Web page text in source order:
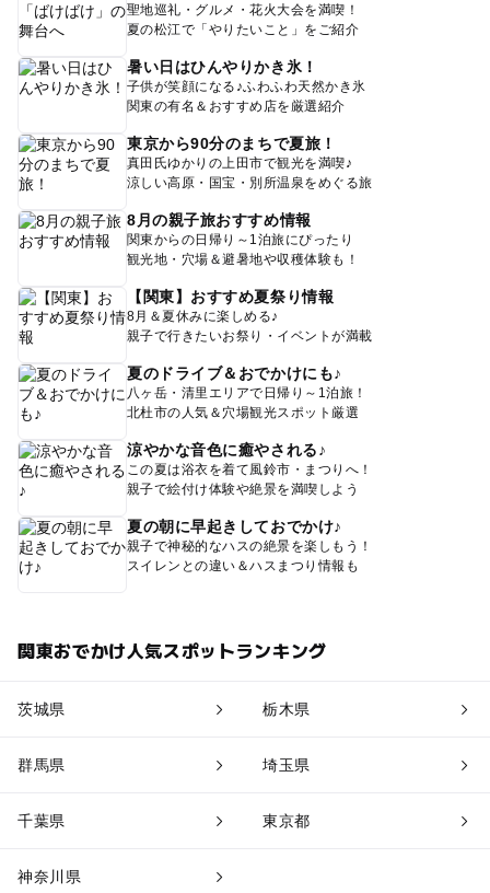
聖地巡礼・グルメ・花火大会を満喫！
夏の松江で「やりたいこと」をご紹介
暑い日はひんやりかき氷！
子供が笑顔になる♪ふわふわ天然かき氷
関東の有名＆おすすめ店を厳選紹介
東京から90分のまちで夏旅！
真田氏ゆかりの上田市で観光を満喫♪
涼しい高原・国宝・別所温泉をめぐる旅
8月の親子旅おすすめ情報
関東からの日帰り～1泊旅にぴったり
観光地・穴場＆避暑地や収穫体験も！
【関東】おすすめ夏祭り情報
8月＆夏休みに楽しめる♪
親子で行きたいお祭り・イベントが満載
夏のドライブ＆おでかけにも♪
八ヶ岳・清里エリアで日帰り～1泊旅！
北杜市の人気＆穴場観光スポット厳選
涼やかな音色に癒やされる♪
この夏は浴衣を着て風鈴市・まつりへ！
親子で絵付け体験や絶景を満喫しよう
夏の朝に早起きしておでかけ♪
親子で神秘的なハスの絶景を楽しもう！
スイレンとの違い＆ハスまつり情報も
関東おでかけ人気スポットランキング
茨城県 栃木県
群馬県 埼玉県
千葉県 東京都
神奈川県